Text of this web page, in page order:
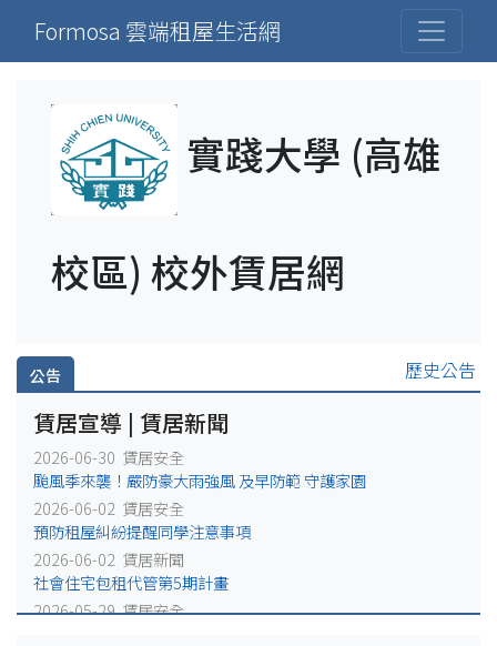
Formosa 雲端租屋生活網
實踐大學 (高雄
校區) 校外賃居網
公告 歷史公告
賃居宣導 | 賃居新聞
2026-06-30 賃居安全
颱風季來襲！嚴防豪大雨強風 及早防範 守護家園
2026-06-02 賃居安全
預防租屋糾紛提醒同學注意事項
2026-06-02 賃居新聞
社會住宅包租代管第5期計畫
2026-05-29 賃居安全